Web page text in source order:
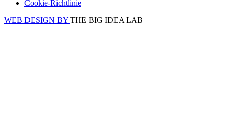
Cookie-Richtlinie
WEB DESIGN BY THE BIG IDEA LAB